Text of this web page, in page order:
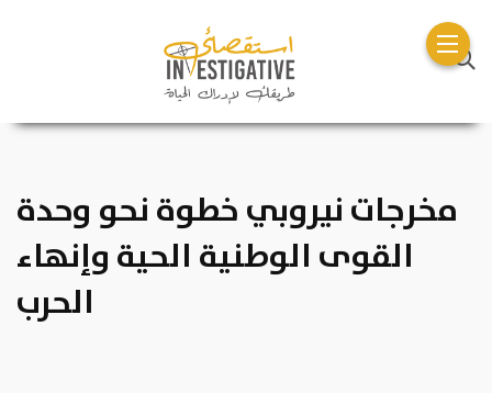
مخرجات نيروبي خطوة نحو وحدة
القوى الوطنية الحية وإنهاء
الحرب